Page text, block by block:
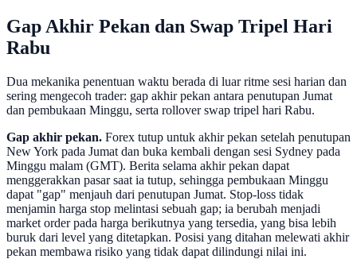
Gap Akhir Pekan dan Swap Tripel Hari
Rabu
Dua mekanika penentuan waktu berada di luar ritme sesi harian dan
sering mengecoh trader: gap akhir pekan antara penutupan Jumat
dan pembukaan Minggu, serta rollover swap tripel hari Rabu.
Gap akhir pekan. Forex tutup untuk akhir pekan setelah penutupan
New York pada Jumat dan buka kembali dengan sesi Sydney pada
Minggu malam (GMT). Berita selama akhir pekan dapat
menggerakkan pasar saat ia tutup, sehingga pembukaan Minggu
dapat "gap" menjauh dari penutupan Jumat. Stop-loss tidak
menjamin harga stop melintasi sebuah gap; ia berubah menjadi
market order pada harga berikutnya yang tersedia, yang bisa lebih
buruk dari level yang ditetapkan. Posisi yang ditahan melewati akhir
pekan membawa risiko yang tidak dapat dilindungi nilai ini.